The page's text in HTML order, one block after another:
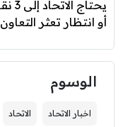
يحتاج الاتحاد إلى 3 نقاط أمام الشباب أو القادسية للتأهل،
أو انتظار تعثر
الوسوم
اخبار الاتحاد الاتحاد